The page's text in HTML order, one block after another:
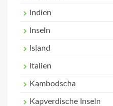
Indien
Inseln
Island
Italien
Kambodscha
Kapverdische Inseln